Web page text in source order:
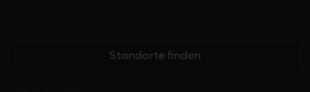
Standorte finden